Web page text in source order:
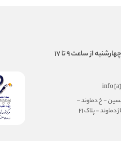
از ساعت 9 تا 17
info
- خ دماوند -
- پلاک 21